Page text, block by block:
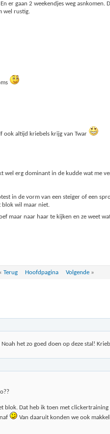
er gaan 2 weekendjes weg
wel rustig.
ook altijd kriebels krijg van Twar
erg dominant in de kudde wat me
in de vorm van een steiger of een
blok wil maar niet.
maar naar haar te kijken en ze weet
Terug Hoofdpagina Volgende»
het zo goed doen op deze stal!
Dat heb ik toen met clickertraining
Van daaruit konden we ook